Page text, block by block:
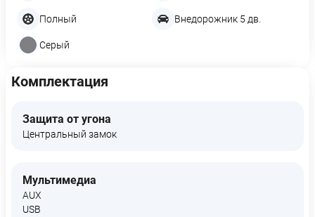
Полный Внедорожник 5 дв.
Серый
Комплектация
Защита от угона
Центральный замок
Мультимедиа
AUX
USB